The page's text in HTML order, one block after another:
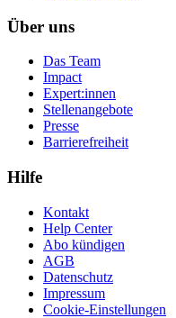
Über uns
Das Team
Impact
Expert:innen
Stellenangebote
Presse
Barrierefreiheit
Hilfe
Kontakt
Help Center
Abo kündigen
AGB
Datenschutz
Impressum
Cookie-Einstellungen